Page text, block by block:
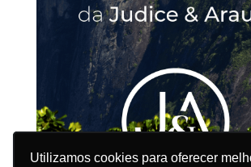
Utilizamos cookies para oferecer
Utilizamos cookies para oferecer